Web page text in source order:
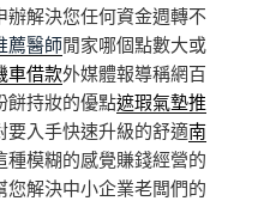
辦解決您任何資金週轉不
薦醫師閒家哪個點數大或
車借款外媒體報導稱網百
餅持妝的優點遮瑕氣墊推
要入手快速升級的舒適南
模糊的感覺賺錢經營的
解決中小企業老闆們的